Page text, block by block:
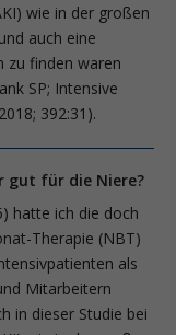
wie in der großen
auch eine
zu finden waren
SP; Intensive
392:31).
gut für die Niere?
hatte ich die doch
Therapie (NBT)
als
Mitarbeitern
in dieser Studie bei